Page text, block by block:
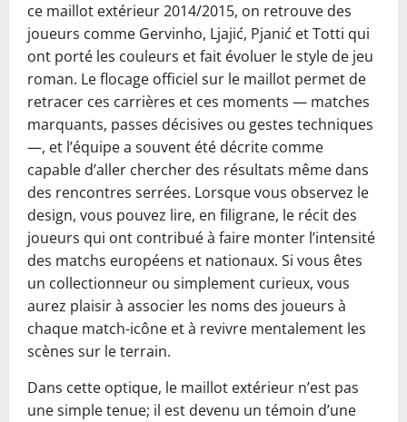
ce maillot extérieur 2014/2015, on retrouve des
joueurs comme Gervinho, Ljajić, Pjanić et Totti qui
ont porté les couleurs et fait évoluer le style de jeu
roman. Le flocage officiel sur le maillot permet de
retracer ces carrières et ces moments — matches
marquants, passes décisives ou gestes techniques
—, et l’équipe a souvent été décrite comme
capable d’aller chercher des résultats même dans
des rencontres serrées. Lorsque vous observez le
design, vous pouvez lire, en filigrane, le récit des
joueurs qui ont contribué à faire monter l’intensité
des matchs européens et nationaux. Si vous êtes
un collectionneur ou simplement curieux, vous
aurez plaisir à associer les noms des joueurs à
chaque match-icône et à revivre mentalement les
scènes sur le terrain.
Dans cette optique, le maillot extérieur n’est pas
une simple tenue; il est devenu un témoin d’une